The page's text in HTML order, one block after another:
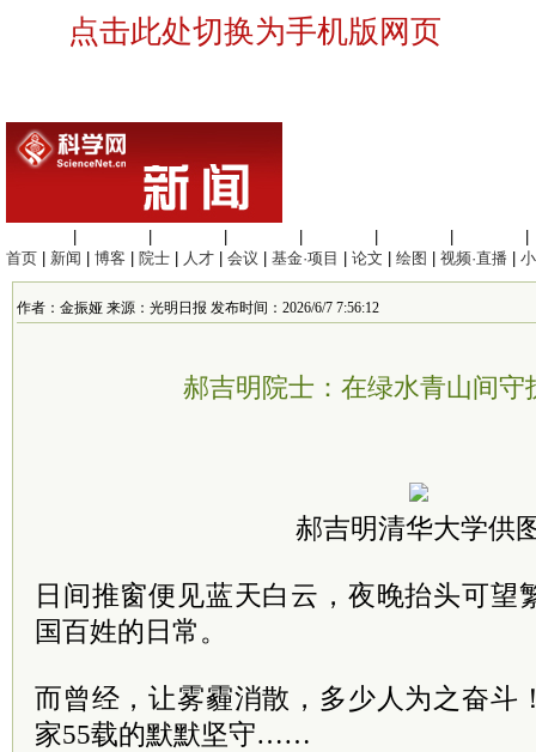
点击此处切换为手机版网页
首页
新闻 博客 院士 人才 会议 基金·项目 论文 绘图 视频·直播
作者：金振娅 来源：光明日报 发布时间：2026/6/7 7:56:12
郝吉明院士：在绿水青山间守
郝吉明清华大学供
日间推窗便见蓝天白云，夜晚抬头可望
国百姓的日常。
而曾经，让雾霾消散，多少人为之奋斗
家55载的默默坚守……